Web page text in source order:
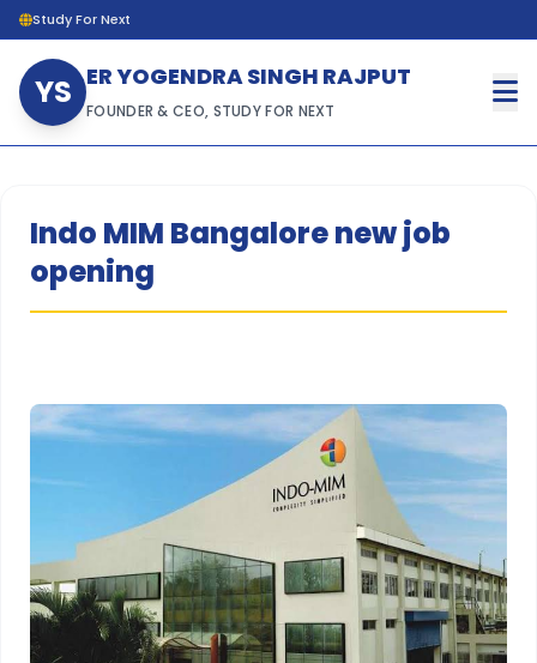
Study For Next
YS ER YOGENDRA SINGH RAJPUT
FOUNDER & CEO, STUDY FOR NEXT
Indo MIM Bangalore new job
opening